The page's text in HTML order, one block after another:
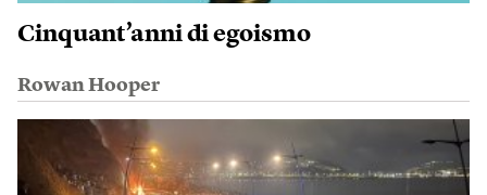
Cinquant’anni di egoismo
Rowan Hooper